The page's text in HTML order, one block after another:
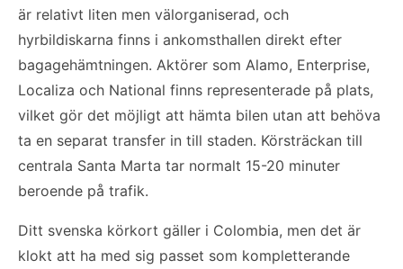
är relativt liten men välorganiserad, och
hyrbildiskarna finns i ankomsthallen direkt efter
bagagehämtningen. Aktörer som Alamo, Enterprise,
Localiza och National finns representerade på plats,
vilket gör det möjligt att hämta bilen utan att behöva
ta en separat transfer in till staden. Körsträckan till
centrala Santa Marta tar normalt 15-20 minuter
beroende på trafik.
Ditt svenska körkort gäller i Colombia, men det är
klokt att ha med sig passet som kompletterande